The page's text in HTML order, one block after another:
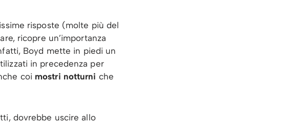
risposte (molte più del
ricopre un’importanza
Boyd mette in piedi un
in precedenza per
coi mostri notturni che
dovrebbe uscire allo